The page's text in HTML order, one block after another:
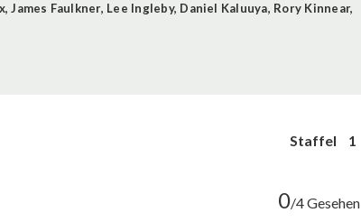
,James Faulkner, Lee Ingleby, Daniel Kaluuya, Rory Kinnear,
Staffel 1
0/4 Gesehen